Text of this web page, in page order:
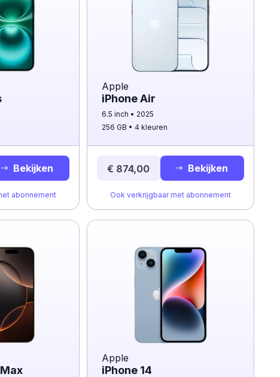
Bekijken
abonnement
Apple
iPhone Air
6.5 inch
2025
256 GB
4 kleuren
€ 874,00 Bekijken
Ook verkrijgbaar met abonnement
Apple
iPhone 14